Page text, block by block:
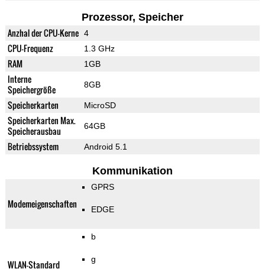
Prozessor, Speicher
Anzhal der CPU-Kerne 4
CPU-Frequenz 1.3 GHz
RAM 1GB
Interne
Speichergröße
8GB
Speicherkarten MicroSD
Speicherkarten Max.
Speicherausbau
64GB
Betriebssystem Android 5.1
Kommunikation
Modemeigenschaften
GPRS
EDGE
WLAN-Standard
b
g